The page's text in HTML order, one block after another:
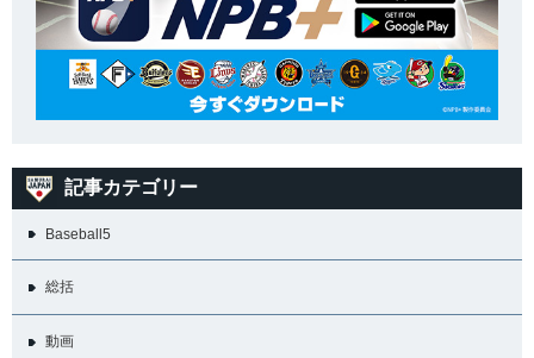
記事カテゴリー
Baseball5
総括
動画